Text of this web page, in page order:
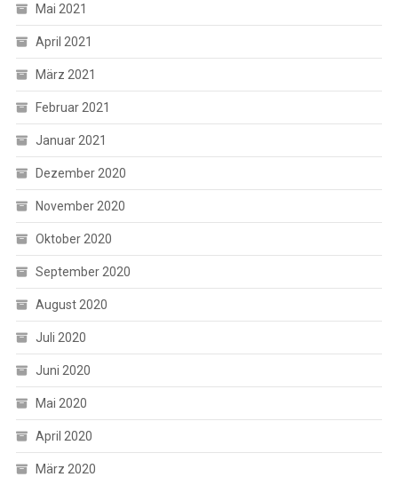
Mai 2021
April 2021
März 2021
Februar 2021
Januar 2021
Dezember 2020
November 2020
Oktober 2020
September 2020
August 2020
Juli 2020
Juni 2020
Mai 2020
April 2020
März 2020